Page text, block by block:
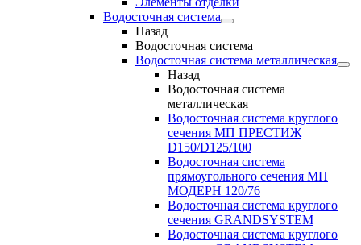
Водосточная система
Назад
Водосточная система
Водосточная система металлическая
Назад
Водосточная система
металлическая
Водосточная система круглого
сечения МП ПРЕСТИЖ
D150/D125/100
Водосточная система
прямоугольного сечения МП
МОДЕРН 120/76
Водосточная система круглого
сечения GRANDSYSTEM
Водосточная система круглого